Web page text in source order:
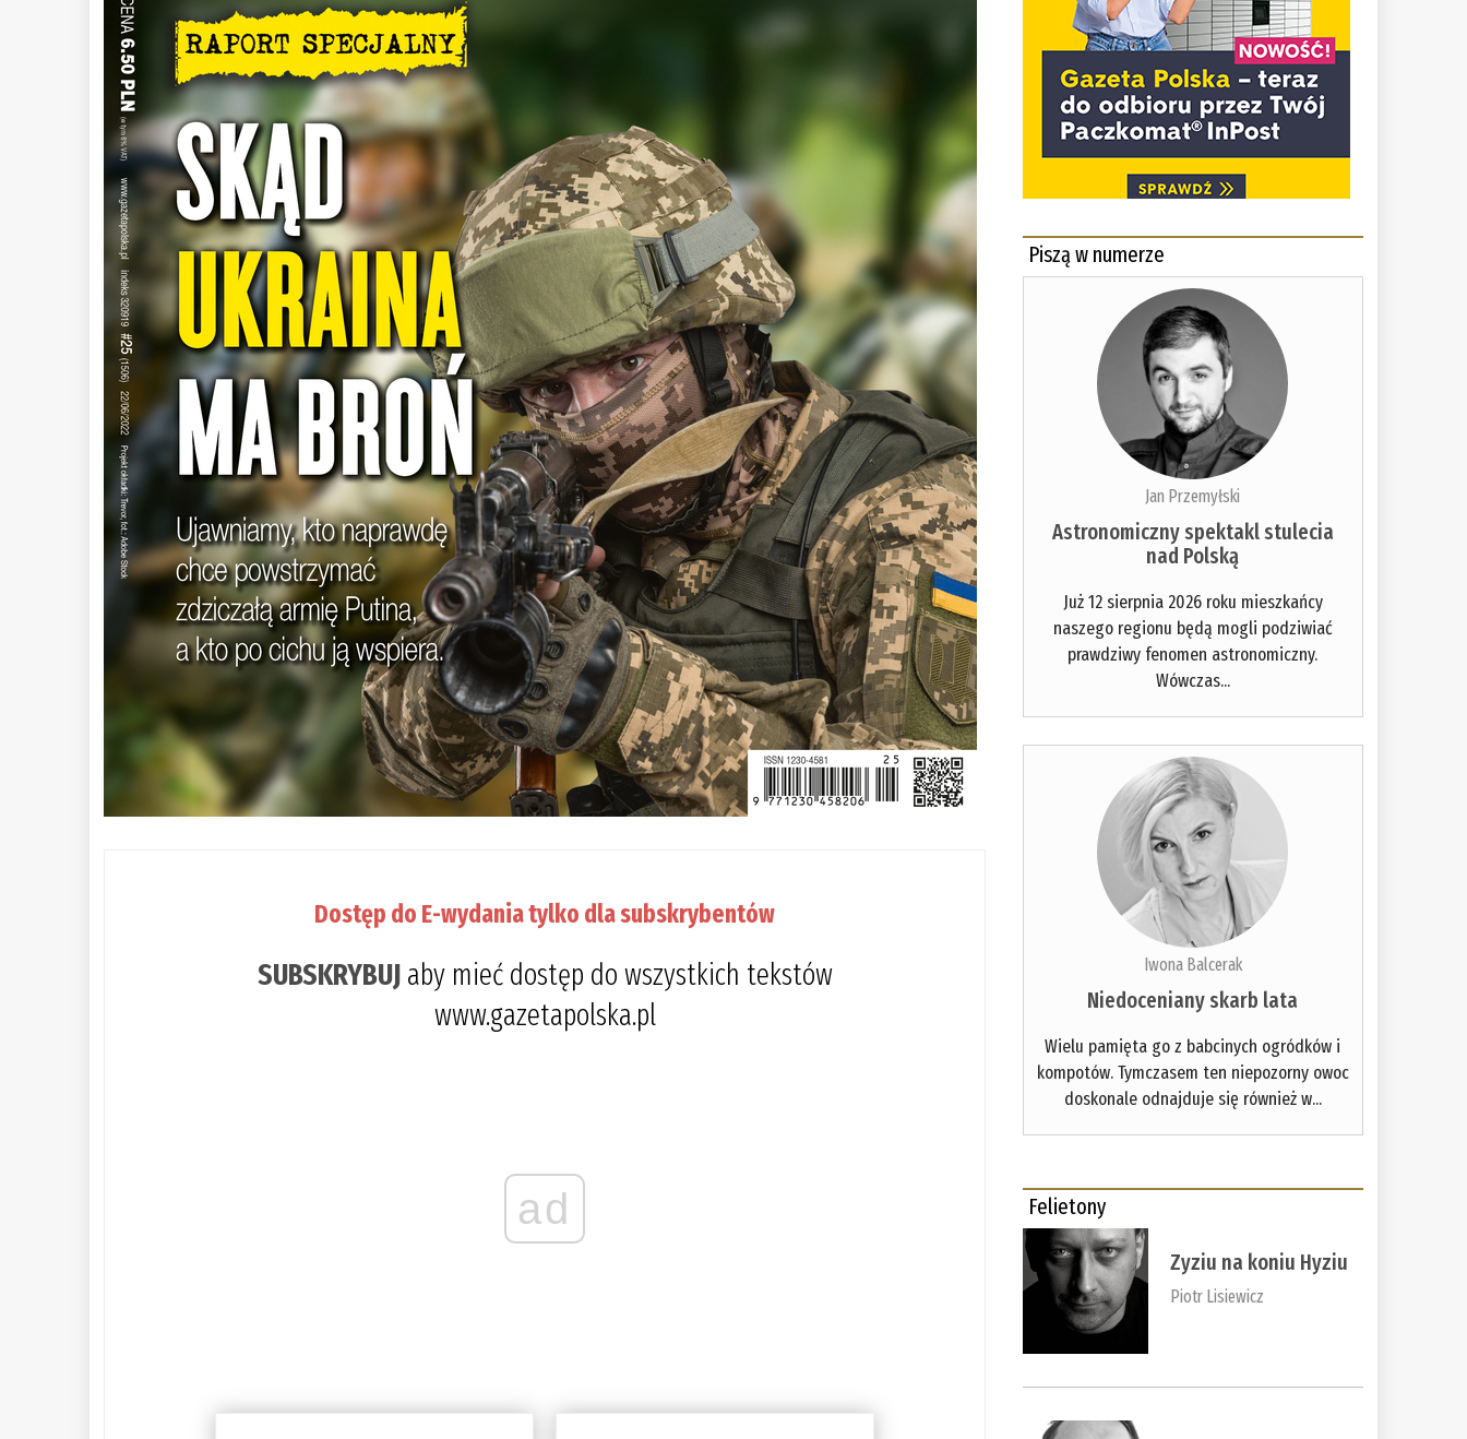
Dostęp do E-wydania tylko dla subskrybentów
SUBSKRYBUJaby mieć dostęp do wszystkich tekstów
www.gazetapolska.pl
ad
Piszą w numerze
Jan Przemyłski
Astronomiczny spektakl stulecia
nad Polską
Już 12 sierpnia 2026 roku mieszkańcy
naszego regionu będą mogli podziwiać
prawdziwy fenomen astronomiczny.
Wówczas...
Iwona Balcerak
Niedoceniany skarb lata
Wielu pamięta go z babcinych ogródków i
kompotów. Tymczasem ten niepozorny owoc
doskonale odnajduje się również w...
Felietony
Zyziu na koniu Hyziu
Piotr Lisiewicz